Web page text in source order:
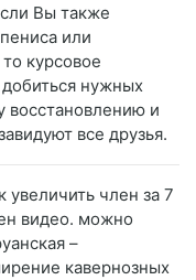
Вы также
или
курсовое
добиться нужных
восстановлению и
все друзья.
увеличить член за 7
видео. можно
–
кавернозных